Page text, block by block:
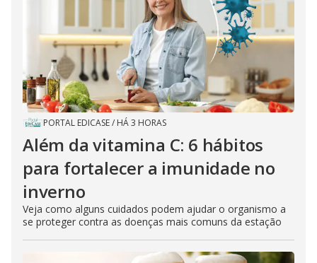
PORTAL EDICASE/ HÁ 3 HORAS
Além da vitamina C: 6 hábitos
para fortalecer a imunidade no
inverno
Veja como alguns cuidados podem ajudar o organismo a
se proteger contra as doenças mais comuns da estação